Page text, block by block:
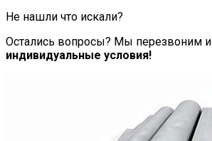
Не нашли что искали?
Остались вопросы? Мы перезвоним и
индивидуальные условия!